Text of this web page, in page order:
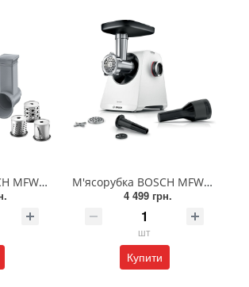
М'ясорубка BOSCH MFW2514W
М'ясорубка BOSCH MFWS420W
4 499 грн.
шт
Купити